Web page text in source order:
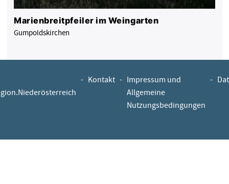
Marienbreitpfeiler im Weingarten
Gumpoldskirchen
- Kontakt - Impressum und
Allgemeine
Nutzungsbedingungen
-